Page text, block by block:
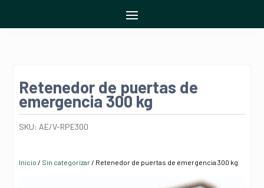
Retenedor de puertas de
emergencia 300 kg
SKU: AE/V-RPE300
Inicio / Sin categorizar/ Retenedor de puertas de emergencia 300 kg